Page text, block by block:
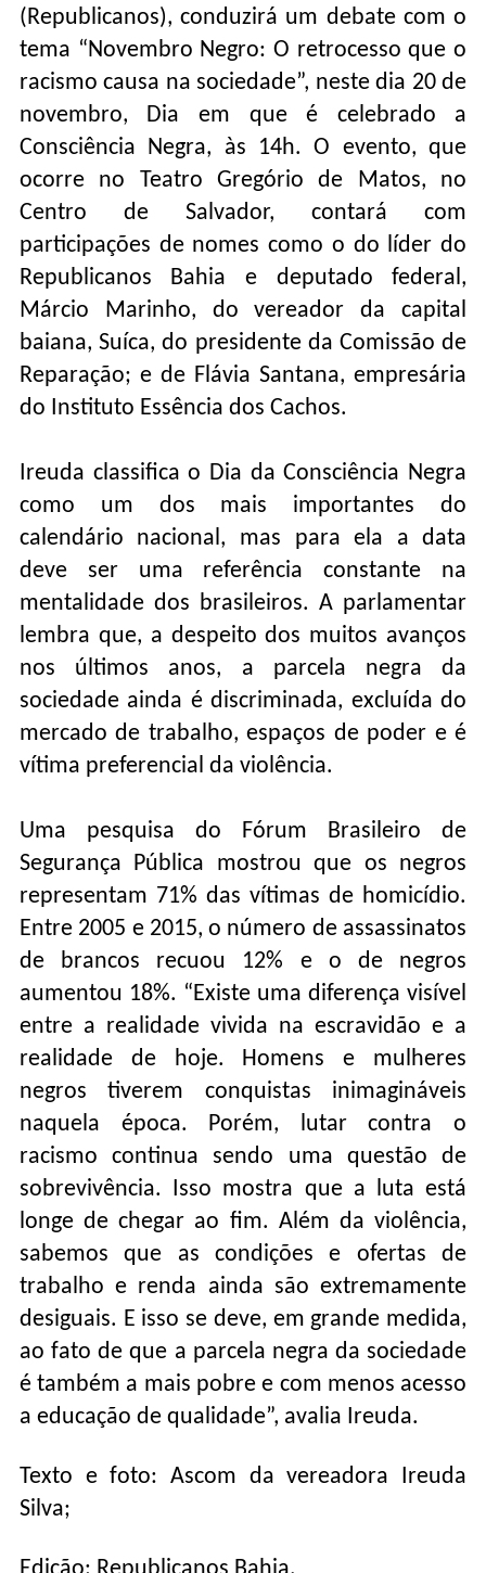
(Republicanos), conduzirá um debate com o
tema “Novembro Negro: O retrocesso que o
racismo causa na sociedade”, neste dia 20 de
novembro, Dia em que é celebrado a
Consciência Negra, às 14h. O evento, que
ocorre no Teatro Gregório de Matos, no
Centro de Salvador, contará com
participações de nomes como o do líder do
Republicanos Bahia e deputado federal,
Márcio Marinho, do vereador da capital
baiana, Suíca, do presidente da Comissão de
Reparação; e de Flávia Santana, empresária
do Instituto Essência dos Cachos.
Ireuda classifica o Dia da Consciência Negra
como um dos mais importantes do
calendário nacional, mas para ela a data
deve ser uma referência constante na
mentalidade dos brasileiros. A parlamentar
lembra que, a despeito dos muitos avanços
nos últimos anos, a parcela negra da
sociedade ainda é discriminada, excluída do
mercado de trabalho, espaços de poder e é
vítima preferencial da violência.
Uma pesquisa do Fórum Brasileiro de
Segurança Pública mostrou que os negros
representam 71% das vítimas de homicídio.
Entre 2005 e 2015, o número de assassinatos
de brancos recuou 12% e o de negros
aumentou 18%. “Existe uma diferença visível
entre a realidade vivida na escravidão e a
realidade de hoje. Homens e mulheres
negros tiverem conquistas inimagináveis
naquela época. Porém, lutar contra o
racismo continua sendo uma questão de
sobrevivência. Isso mostra que a luta está
longe de chegar ao fim. Além da violência,
sabemos que as condições e ofertas de
trabalho e renda ainda são extremamente
desiguais. E isso se deve, em grande medida,
ao fato de que a parcela negra da sociedade
é também a mais pobre e com menos acesso
a educação de qualidade”, avalia Ireuda.
Texto e foto: Ascom da vereadora Ireuda
Silva;